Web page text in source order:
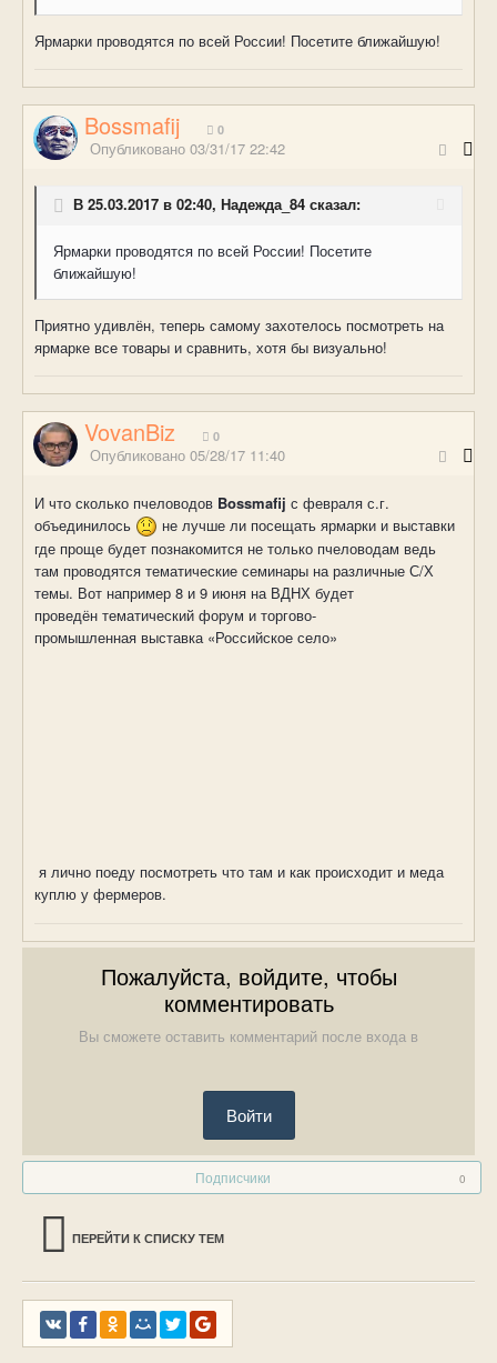
Ярмарки проводятся по всей России! Посетите ближайшую!
Bossmafij 0
Опубликовано 03/31/17 22:42
В 25.03.2017 в 02:40, Надежда_84 сказал:
Ярмарки проводятся по всей России! Посетите
ближайшую!
Приятно удивлён, теперь самому захотелось посмотреть на
ярмарке все товары и сравнить, хотя бы визуально!
VovanBiz 0
Опубликовано 05/28/17 11:40
И что сколько пчеловодов Bossmafij с февраля с.г.
объединилось
не лучше ли посещать ярмарки и выставки
где проще будет познакомится не только пчеловодам ведь
там проводятся тематические семинары на различные С/Х
темы. Вот например 8 и 9 июня на ВДНХ будет
проведён тематический форум и торгово-
промышленная выставка «Российское село»
я лично поеду посмотреть что там и как происходит и меда
куплю у фермеров.
Пожалуйста, войдите, чтобы
комментировать
Вы сможете оставить комментарий после входа в
Войти
Подписчики 0
ПЕРЕЙТИ К СПИСКУ ТЕМ